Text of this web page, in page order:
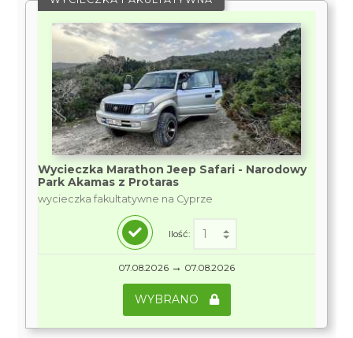
Wycieczka Marathon Jeep Safari - Narodowy
Park Akamas z Protaras
wycieczka fakultatywne na Cyprze
Ilość:
07.08.2026 → 07.08.2026
WYBRANO